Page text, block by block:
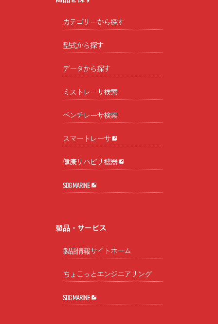
カテゴリーから探す
型式から探す
データから探す
ミストレーサ検索
ベンチレーサ検索
スマートレーサ
健康リハビリ機器
SDG MARINE
製品・サービス
製品情報サイトホーム
ちょこっとエンジニアリング
SDG MARINE